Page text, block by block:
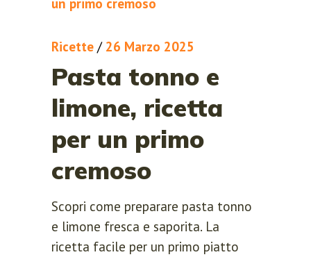
Ricette / 26 Marzo 2025
Pasta tonno e
limone, ricetta
per un primo
cremoso
Scopri come preparare pasta tonno
e limone fresca e saporita. La
ricetta facile per un primo piatto
LOGIN REGISTER